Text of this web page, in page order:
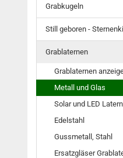
Grabkugeln
Still geboren -
Grablaternen
Grablaternen
Metall und Glas
Solar und LED
Edelstahl
Gussmetall, Stahl
Ersatzgläser